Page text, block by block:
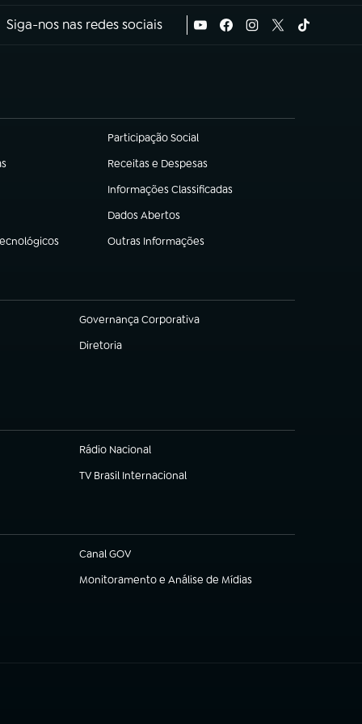
Siga-nos nas redes sociais
Participação Social
(abre em nova aba)
Receitas e Despesas
(abre em nova aba)
Informações Classificadas
(abre em nova aba)
Dados Abertos
(abre em nova aba)
Outras Informações
(abre em nova aba)
Governança Corporativa
(abre em nova aba)
Diretoria
(abre em nova aba)
Rádio Nacional
TV Brasil Internacional
(abre em nova aba)
Canal GOV
(abre em nova aba)
Monitoramento e Análise de Mídias
(abre em nova aba)